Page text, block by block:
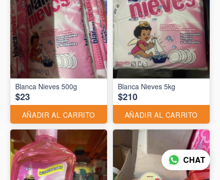
Blanca Nieves 500g
$23
AÑADIR AL CARRITO
Blanca Nieves 5kg
$210
AÑADIR AL CARRITO
CHAT